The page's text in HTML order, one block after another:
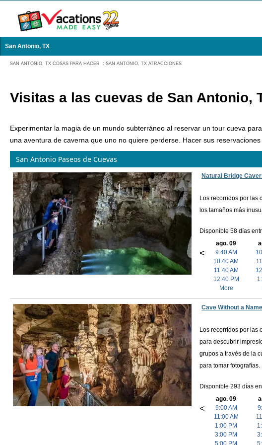
San Antonio, TX
SAN ANTONIO, TX COSAS PARA HACER : SAN ANTONIO, TX ATRACCIONES
Visitas a las cuevas de San Antonio,
Experimentar la magia de un mundo subterráneo al reservar un tour cueva
una aventura de caverna que uno no quiere perderse. Hacer sus
San Antonio Paseos de Cuevas
Natural Bridge
Los recorridos por las
los tamaños más
Disponible 58 días
<
ago. 09
9:40 AM
10:40 AM
11:40 AM
12:40 PM
More
Cave Without a
Los recorridos por las
para descubrir
grupos a través de la
para tomar
Disponible 293 días
<
ago. 09
9:00 AM
11:00 AM
1:00 PM
3:00 PM
5:00 PM